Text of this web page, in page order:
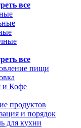
все
все
пищи
и Кофе
продуктов
и порядок
для кухни